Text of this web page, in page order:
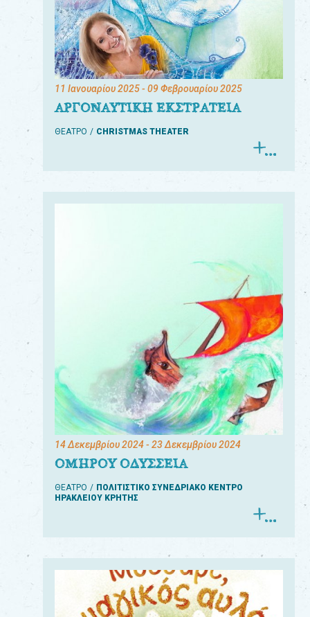
11 Ιανουαρίου 2025- 09 Φεβρουαρίου 2025
ΑΡΓΟΝΑΥΤΙΚΗ ΕΚΣΤΡΑΤΕΙΑ
ΘΕΑΤΡΟ CHRISTMAS THEATER
14 Δεκεμβρίου 2024- 23 Δεκεμβρίου 2024
ΟΜΗΡΟΥ ΟΔΥΣΣΕΙΑ
ΘΕΑΤΡΟ
ΠΟΛΙΤΙΣΤΙΚΟ ΣΥΝΕΔΡΙΑΚΟ ΚΕΝΤΡΟ
ΗΡΑΚΛΕΙΟΥ ΚΡΗΤΗΣ